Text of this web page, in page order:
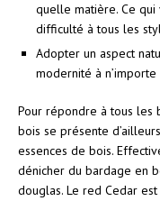
quelle matière. Ce qui
difficulté à tous les
Adopter un aspect
modernité à
Pour répondre à tous les
bois se présente
essences de bois.
dénicher du bardage en
douglas. Le red Cedar